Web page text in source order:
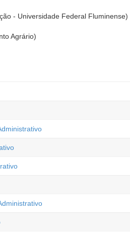
- Universidade Federal Fluminense)
Agrário)